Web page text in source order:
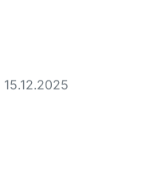
15.12.2025